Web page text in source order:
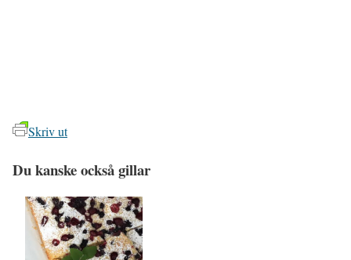
Skriv ut
Du kanske också gillar